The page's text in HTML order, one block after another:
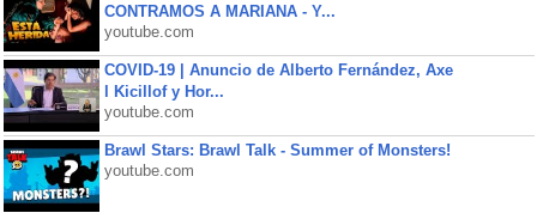
CONTRAMOS A MARIANA - Y...
youtube.com
COVID-19 | Anuncio de Alberto Fernández, Axe
l Kicillof y Hor...
youtube.com
Brawl Stars: Brawl Talk - Summer of Monsters!
youtube.com